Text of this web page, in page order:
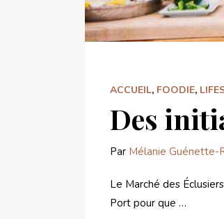
ACCUEIL, FOODIE,
Des
Par Mélanie Guénette-
Le Marché des
Port pour que …